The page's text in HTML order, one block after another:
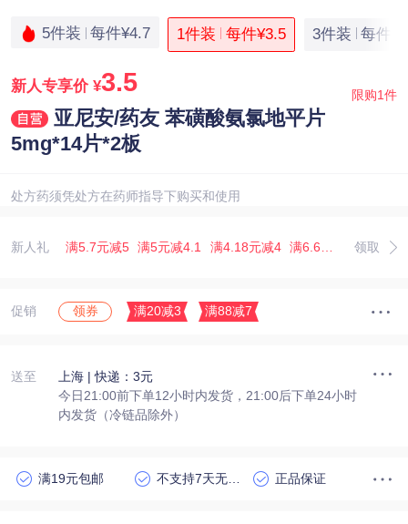
5件装 每件¥4.7 1件装 每件¥3.5 3件装 每件
新人专享价 ¥3.5 限购1件
亚尼安/药友 苯磺酸氨氯地平片
5mg*14片*2板
处方药须凭处方在药师指导下购买和使用
新人礼 领取
满5.7元减5 满5元减4.1 满4.18元减4 满6.67元减5.07 满
促销 领券 满20减3 满88减7
送至 上海 | 快递：3元
今日21:00前下单12小时内发货，21:00后下单24小时
内发货（冷链品除外）
满19元包邮 正品保证